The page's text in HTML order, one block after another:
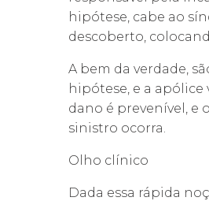
hipótese, cabe ao
descoberto,
A bem da verdade,
hipótese, e a apólice
dano é prevenível, e
sinistro ocorra.
Olho clínico
Dada essa rápida